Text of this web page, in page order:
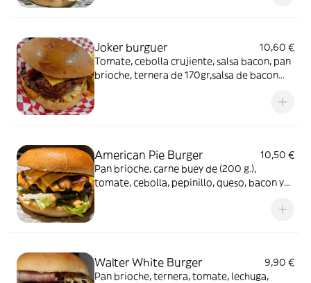
Joker burguer
10,60 €
Tomate, cebolla crujiente, salsa bacon, pan
brioche, ternera de 170gr,salsa de bacon
American Pie Burger
10,50 €
Pan brioche, carne buey de (200 g.),
tomate, cebolla, pepinillo, queso, bacon y
MENÚ, poner refresco en COMENTARIOS o
Walter White Burger
9,90 €
Pan brioche, ternera, tomate, lechuga,